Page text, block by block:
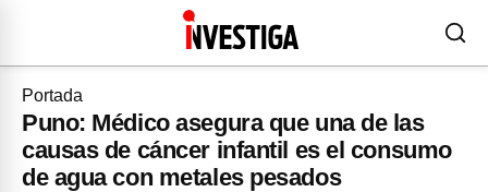
Portada
Puno: Médico asegura que una de las
causas de cáncer infantil es el consumo
de agua con metales pesados